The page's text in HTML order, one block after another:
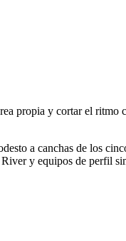
propia y cortar el
a canchas de los
y equipos de perfil